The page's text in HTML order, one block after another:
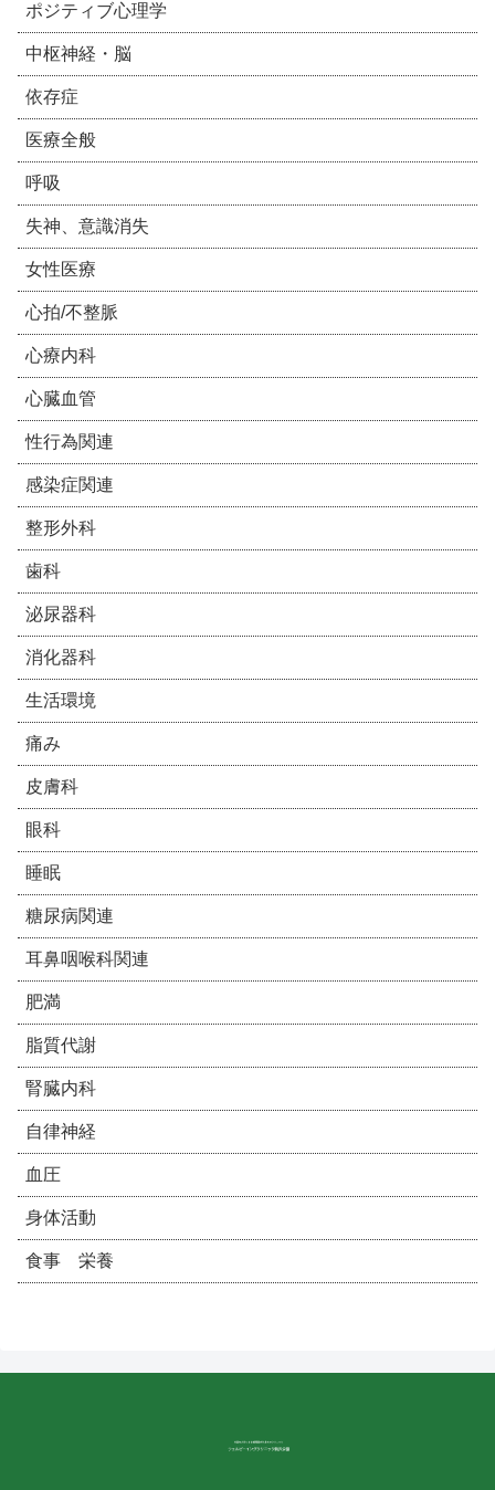
ポジティブ心理学
中枢神経・脳
依存症
医療全般
呼吸
失神、意識消失
女性医療
心拍/不整脈
心療内科
心臓血管
性行為関連
感染症関連
整形外科
歯科
泌尿器科
消化器科
生活環境
痛み
皮膚科
眼科
睡眠
糖尿病関連
耳鼻咽喉科関連
肥満
脂質代謝
腎臓内科
自律神経
血圧
身体活動
食事 栄養